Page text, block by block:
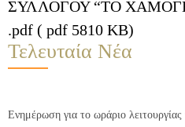
ΣΥΛΛΟΓΟΥ “ΤΟ
.pdf ( pdf 5810 KB)
Τελευταία Νέα
Ενημέρωση για το ωράριο